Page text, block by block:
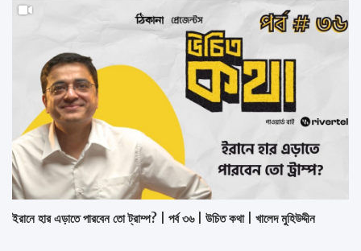
ইরানে হার এড়াতে পারবেন তো ট্রাম্প? | পর্ব ৩৬ | উচিত কথা | খালেদ মুহিউদ্দীন